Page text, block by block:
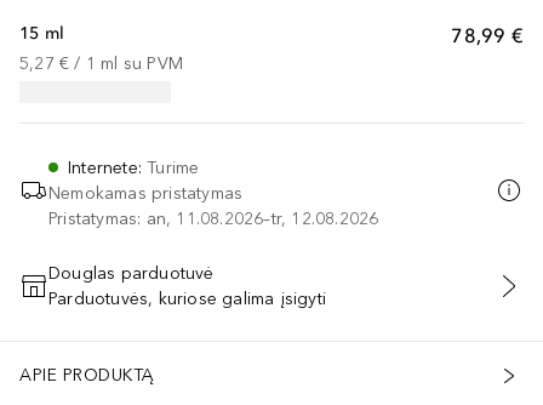
78,99 €
15 ml
5,27 € / 1 ml su PVM
Internete:Turime
Nemokamas pristatymas
Pristatymas: an, 11.08.2026–tr, 12.08.2026
PRIDĖTI Į KREPŠELĮ
Douglas parduotuvė
Parduotuvės, kuriose galima įsigyti
APIE PRODUKTĄ